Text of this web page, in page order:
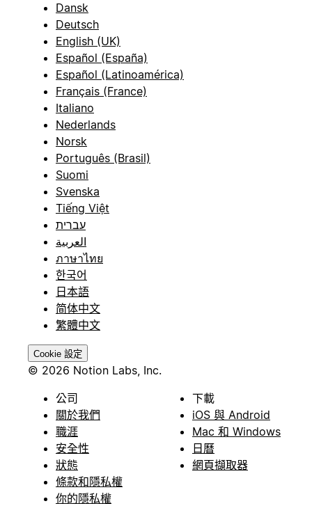
Dansk
Deutsch
English (UK)
Español (España)
Español (Latinoamérica)
Français (France)
Italiano
Nederlands
Norsk
Português (Brasil)
Suomi
Svenska
Tiếng Việt
עברית
العربية
ภาษาไทย
한국어
日本語
简体中文
繁體中文
Cookie 設定
© 2026 Notion Labs, Inc.
公司
關於我們
職涯
安全性
狀態
條款和隱私權
你的隱私權
下載
iOS 與 Android
Mac 和 Windows
日曆
網頁擷取器